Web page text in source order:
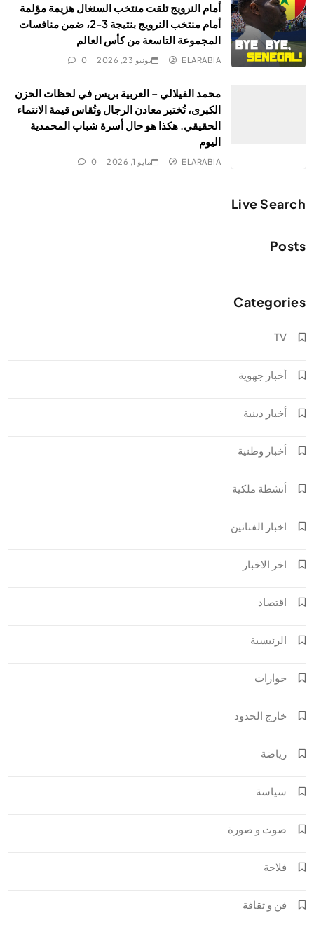
أمام النرويج تلقت منتخب السنغال هزيمة مؤلمة
أمام منتخب النرويج بنتيجة 3-2، ضمن منافسات
المجموعة التاسعة من كأس العالم
ELARABIA يونيو 23, 2026 0
محمد الفيلالي – العربية بريس في لحظات الحزن
الكبرى، تُختبر معادن الرجال وتُقاس قيمة الانتماء
الحقيقي. هكذا هو حال أسرة شباب المحمدية
اليوم
ELARABIA مايو 1, 2026 0
Live Search
Posts
Categories
TV
أخبار جهوية
أخبار دينية
أخبار وطنية
أنشطة ملكية
اخبار الفنانين
اخر الاخبار
اقتصاد
الرئيسية
حوارات
خارج الحدود
رياضة
سياسة
صوت و صورة
فلاحة
فن و ثقافة